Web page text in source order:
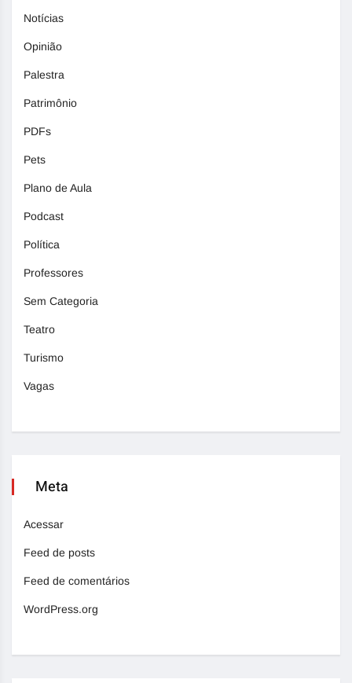
Notícias
Opinião
Palestra
Patrimônio
PDFs
Pets
Plano de Aula
Podcast
Política
Professores
Sem Categoria
Teatro
Turismo
Vagas
Meta
Acessar
Feed de posts
Feed de comentários
WordPress.org